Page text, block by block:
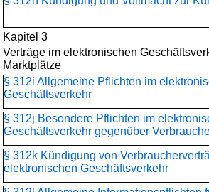
Kapitel 3
Verträge im elektronischen
Marktplätze
§ 312i Allgemeine Pflichten im
Geschäftsverkehr
§ 312j Besondere Pflichten im
Geschäftsverkehr gegenüber
§ 312k Kündigung von
elektronischen Geschäftsverkehr